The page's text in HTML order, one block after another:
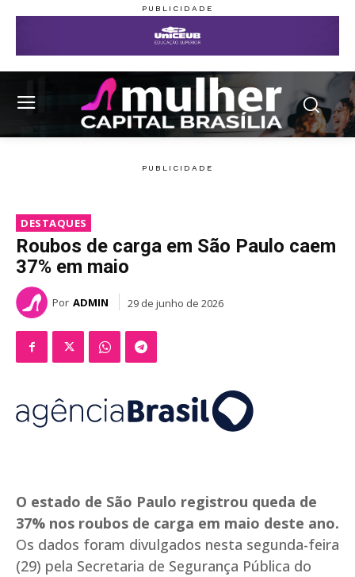
DESTAQUES
Roubos de carga em São Paulo caem
37% em maio
Por ADMIN 29 de junho de 2026
O estado de São Paulo registrou queda de
37% nos roubos de carga em maio deste ano.
Os dados foram divulgados nesta segunda-feira
(29) pela Secretaria de Segurança Pública do